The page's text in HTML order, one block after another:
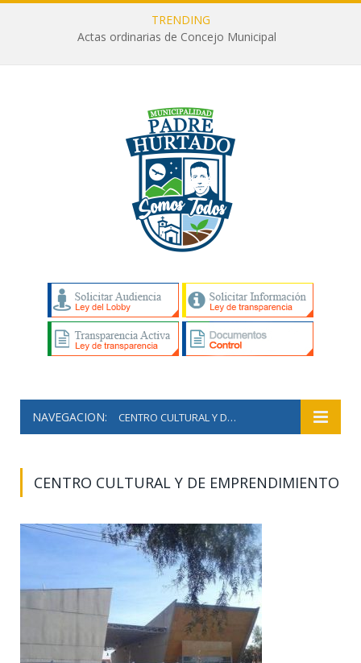
TRENDING
Actas ordinarias de Concejo Municipal
NAVEGACION: CENTRO CULTURAL Y DE EMPRENDIMIENTO
CENTRO CULTURAL Y DE EMPRENDIMIENTO